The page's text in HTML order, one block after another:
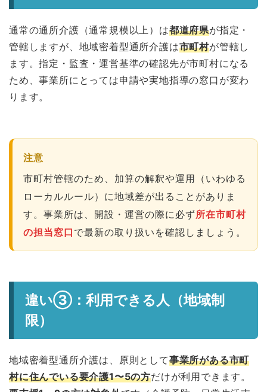
通常の通所介護（通常規模以上）は都道府県が指定・
管轄しますが、地域密着型通所介護は市町村が管轄し
ます。指定・監査・運営基準の確認先が市町村になる
ため、事業所にとっては申請や実地指導の窓口が変わ
ります。
注意
市町村管轄のため、加算の解釈や運用（いわゆる
ローカルルール）に地域差が出ることがありま
す。事業所は、開設・運営の際に必ず所在市町村
の担当窓口 で最新の取り扱いを確認しましょう。
違い③：利用できる人（地域制
限）
地域密着型通所介護は、原則として事業所がある市町
村に住んでいる要介護1〜5の方だけが利用できます。